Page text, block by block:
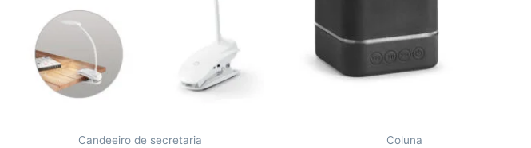
Candeeiro de secretaria Coluna